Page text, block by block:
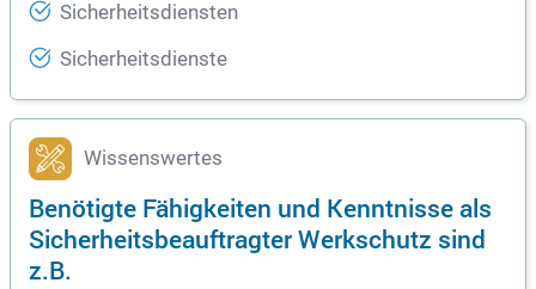
Sicherheitsdiensten
Sicherheitsdienste
Wissenswertes
Benötigte Fähigkeiten und Kenntnisse als
Sicherheitsbeauftragter Werkschutz sind
z.B.